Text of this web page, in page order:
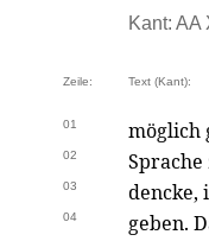
Kant: AA
Zeile: Text (Kant):
01 möglich
02
03 dencke,
04 geben.